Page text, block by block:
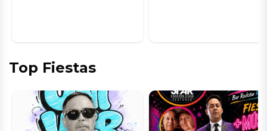
Top Fiestas